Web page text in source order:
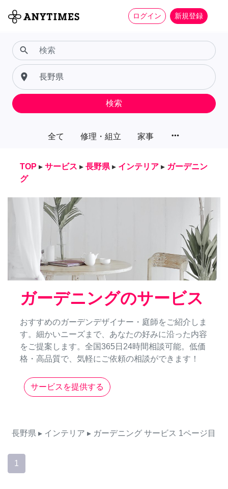
ログイン 新規登録
全て 修理・組立 家事 more_horiz
search
place
検索
TOP ▸ サービス ▸ 長野県 ▸ インテリア ▸ ガーデニン
グ
ガーデニングのサービス
おすすめのガーデンデザイナー・庭師をご紹介しま
す。細かいニーズまで、あなたの好みに沿った内容
をご提案します。全国365日24時間相談可能。低価
格・高品質で、気軽にご依頼の相談ができます！
サービスを提供する
長野県 ▸ インテリア ▸ ガーデニング サービス 1ページ目
1